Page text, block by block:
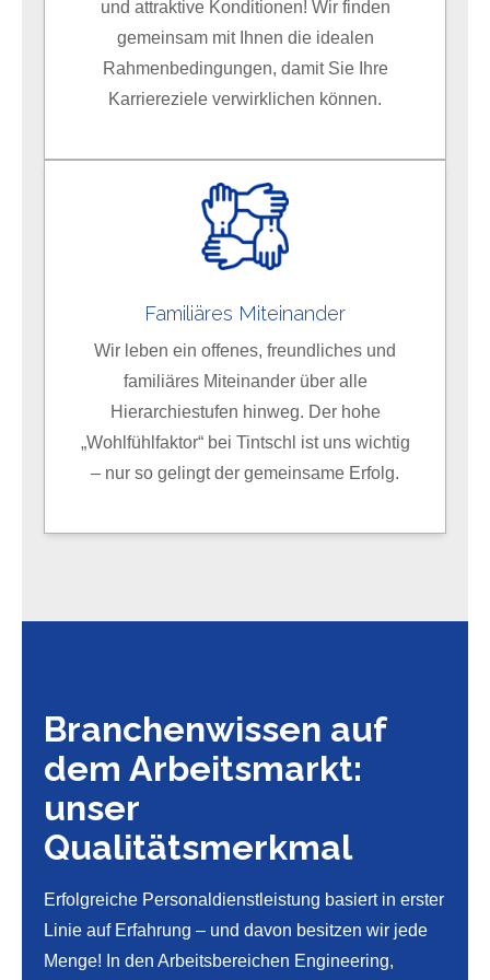
Tintschl selbst finden Sie in unserer
Datenschutzerklärungund in unseremImpressum
und attraktive Konditionen! Wir finden
gemeinsam mit Ihnen die idealen
Rahmenbedingungen, damit Sie Ihre
Karriereziele verwirklichen können.
Familiäres Miteinander
Wir leben ein offenes, freundliches und
familiäres Miteinander über alle
Hierarchiestufen hinweg. Der hohe
„Wohlfühlfaktor“ bei Tintschl ist uns wichtig
– nur so gelingt der gemeinsame Erfolg.
Branchenwissen auf
dem Arbeitsmarkt:
unser
Qualitätsmerkmal
Erfolgreiche Personaldienstleistung basiert in erster
Linie auf Erfahrung – und davon besitzen wir jede
Menge! In den Arbeitsbereichen Engineering,